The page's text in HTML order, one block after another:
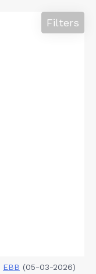
Filters
EBB (05-03-2026)